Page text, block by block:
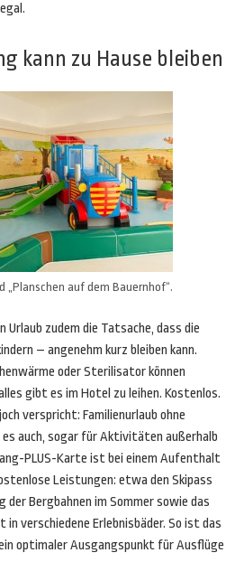
kann zu Hause bleiben
„Planschen auf dem Bauernhof“.
zudem die Tatsache, dass die
– angenehm kurz bleiben kann.
oder Sterilisator können
gibt es im Hotel zu leihen. Kostenlos.
verspricht: Familienurlaub ohne
es auch, sogar für Aktivitäten außerhalb
PLUS-Karte ist bei einem Aufenthalt
Leistungen: etwa den Skipass
Bergbahnen im Sommer sowie das
verschiedene Erlebnisbäder. So ist das
optimaler Ausgangspunkt für Ausflüge